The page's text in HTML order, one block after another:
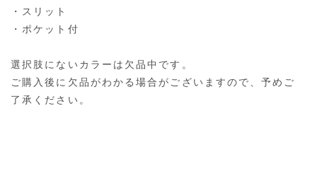
・スリット
・ポケット付
選択肢にないカラーは欠品中です。
ご購入後に欠品がわかる場合がございますので、予めご
了承ください。